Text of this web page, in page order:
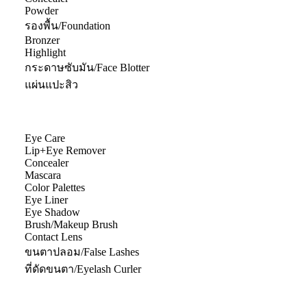
Powder
รองพื้น/Foundation
Bronzer
Highlight
กระดาษซับมัน/Face Blotter
แผ่นแปะสิว
Eye Care
Lip+Eye Remover
Concealer
Mascara
Color Palettes
Eye Liner
Eye Shadow
Brush/Makeup Brush
Contact Lens
ขนตาปลอม/False Lashes
ที่ดัดขนตา/Eyelash Curler